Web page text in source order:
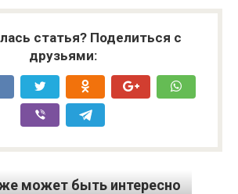
статья? Поделиться с
друзьями:
может быть интересно